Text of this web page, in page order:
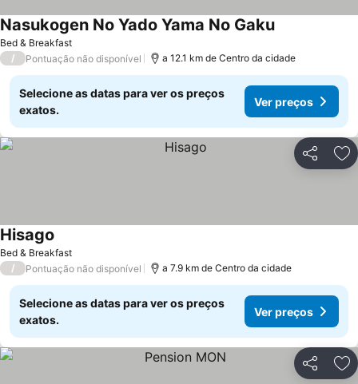
Bed & Breakfast
Nasukogen No Yado Yama No Gaku
/ Pontuação não disponível a 12.1 km de Centro da cidade
Selecione as datas para ver os preços
exatos.
Ver preços
Partilhar
Bed & Breakfast
Hisago
/ Pontuação não disponível a 7.9 km de Centro da cidade
Selecione as datas para ver os preços
exatos.
Ver preços
Partilhar